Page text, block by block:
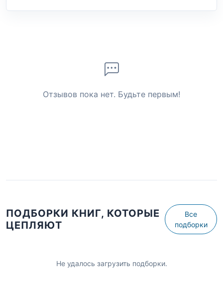
Отзывов пока нет. Будьте первым!
ПОДБОРКИ КНИГ, КОТОРЫЕ
ЦЕПЛЯЮТ
Все
подборки
Не удалось загрузить подборки.